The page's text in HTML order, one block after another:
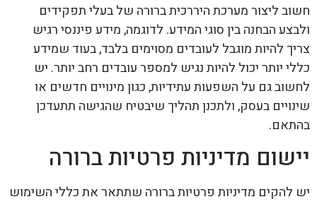
חשוב ליצור מערכת היררכית ברורה של בעלי תפקידים
ולבצע הבחנה בין סוגי המידע. לדוגמה, מידע פיננסי רגיש
צריך להיות מוגבל לעובדים מסוימים בלבד, בעוד שמידע
כללי יותר יכול להיות נגיש למספר עובדים רחב יותר. יש
לחשוב גם על השפעות עתידיות, כגון מינויים חדשים או
שינויים בעסק, ולתכנן תהליך שיבטיח שהגישה תתעדכן
בהתאם.
יישום מדיניות פרטיות ברורה
יש להקים מדיניות פרטיות ברורה שתתאר את כללי השימוש